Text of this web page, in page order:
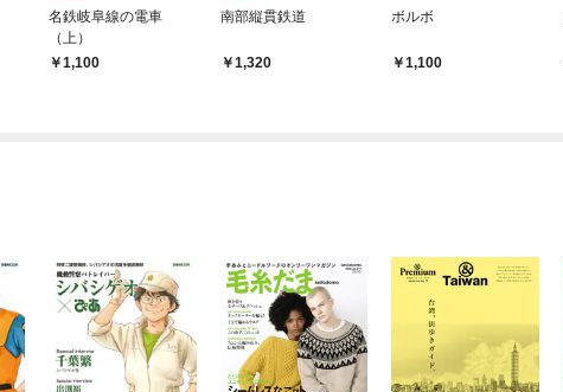
名鉄岐阜線の電車
（上）
1,100
南部縦貫鉄道
1,320
ボルボ
1,100